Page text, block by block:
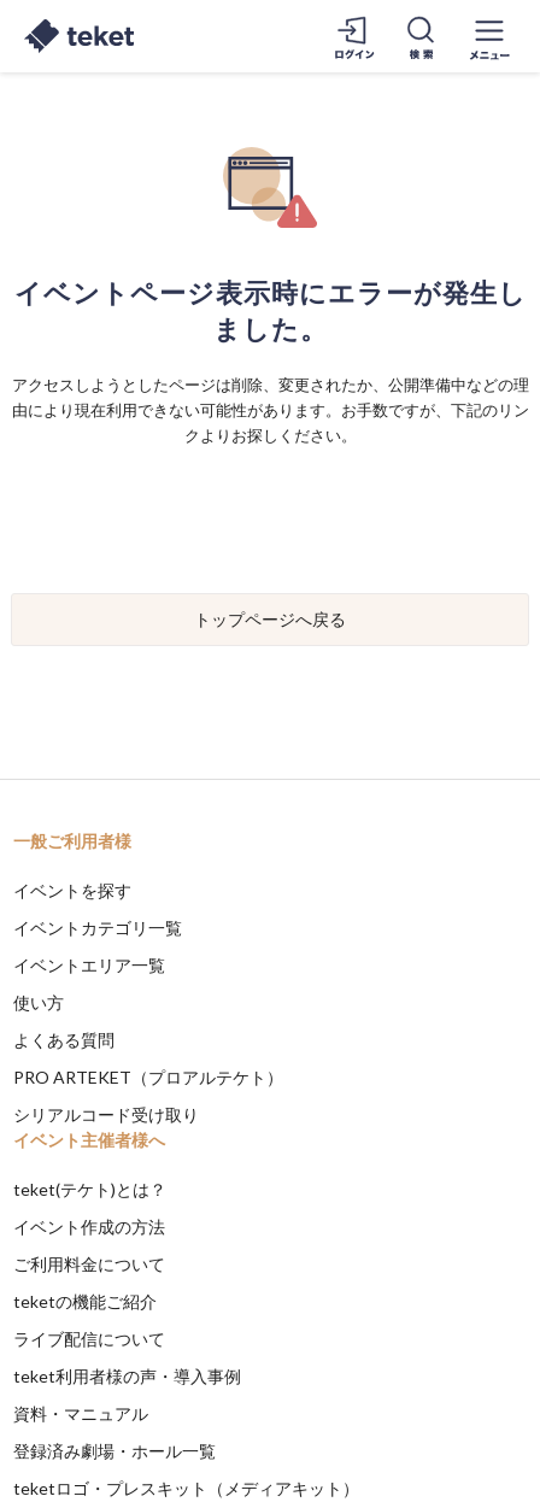
イベントページ表示時にエラーが発生し
ました。
アクセスしようとしたページは削除、変更されたか、公開準備中などの理
由により現在利用できない可能性があります。お手数ですが、下記のリン
クよりお探しください。
トップページへ戻る
一般ご利用者様
イベントを探す
イベントカテゴリ一覧
イベントエリア一覧
使い方
よくある質問
PRO ARTEKET（プロアルテケト）
シリアルコード受け取り
イベント主催者様へ
teket(テケト)とは？
イベント作成の方法
ご利用料金について
teketの機能ご紹介
ライブ配信について
teket利用者様の声・導入事例
資料・マニュアル
登録済み劇場・ホール一覧
teketロゴ・プレスキット（メディアキット）